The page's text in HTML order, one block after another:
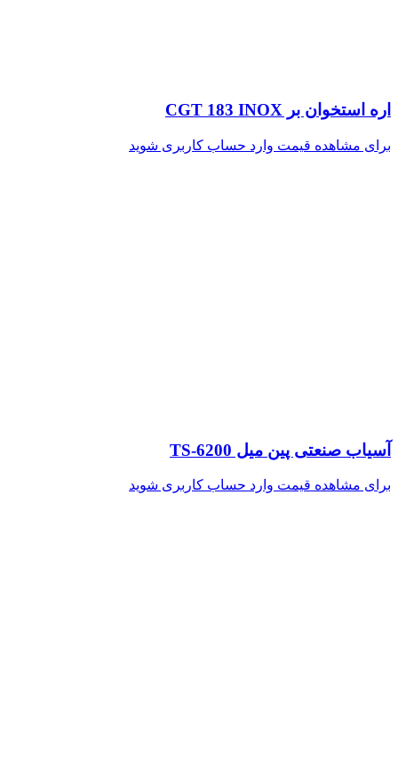
اره استخوان بر CGT 183 INOX
برای مشاهده قیمت وارد حساب کاربری شوید
آسیاب صنعتی پین میل TS-6200
برای مشاهده قیمت وارد حساب کاربری شوید